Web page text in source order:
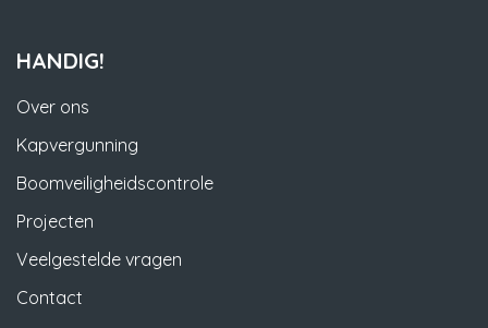
HANDIG!
Over ons
Kapvergunning
Boomveiligheidscontrole
Projecten
Veelgestelde vragen
Contact